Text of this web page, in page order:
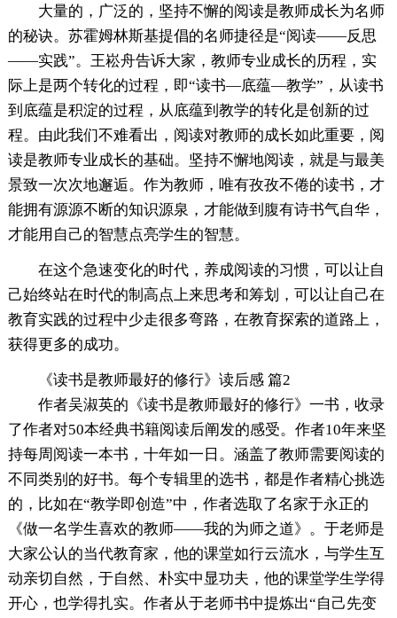
大量的，广泛的，坚持不懈的阅读是教师成长为名师
的秘诀。苏霍姆林斯基提倡的名师捷径是“阅读——反思
——实践”。王崧舟告诉大家，教师专业成长的历程，实
际上是两个转化的过程，即“读书—底蕴—教学”，从读书
到底蕴是积淀的过程，从底蕴到教学的转化是创新的过
程。由此我们不难看出，阅读对教师的成长如此重要，阅
读是教师专业成长的基础。坚持不懈地阅读，就是与最美
景致一次次地邂逅。作为教师，唯有孜孜不倦的读书，才
能拥有源源不断的知识源泉，才能做到腹有诗书气自华，
才能用自己的智慧点亮学生的智慧。
在这个急速变化的时代，养成阅读的习惯，可以让自
己始终站在时代的制高点上来思考和筹划，可以让自己在
教育实践的过程中少走很多弯路，在教育探索的道路上，
获得更多的成功。
《读书是教师最好的修行》读后感 篇2
作者吴淑英的《读书是教师最好的修行》一书，收录
了作者对50本经典书籍阅读后阐发的感受。作者10年来坚
持每周阅读一本书，十年如一日。涵盖了教师需要阅读的
不同类别的好书。每个专辑里的选书，都是作者精心挑选
的，比如在“教学即创造”中，作者选取了名家于永正的
《做一名学生喜欢的教师——我的为师之道》。于老师是
大家公认的当代教育家，他的课堂如行云流水，与学生互
动亲切自然，于自然、朴实中显功夫，他的课堂学生学得
开心，也学得扎实。作者从于老师书中提炼出“自己先变